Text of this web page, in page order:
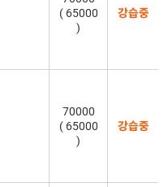
( 65000
)
강습중
70000
( 65000
)
강습중